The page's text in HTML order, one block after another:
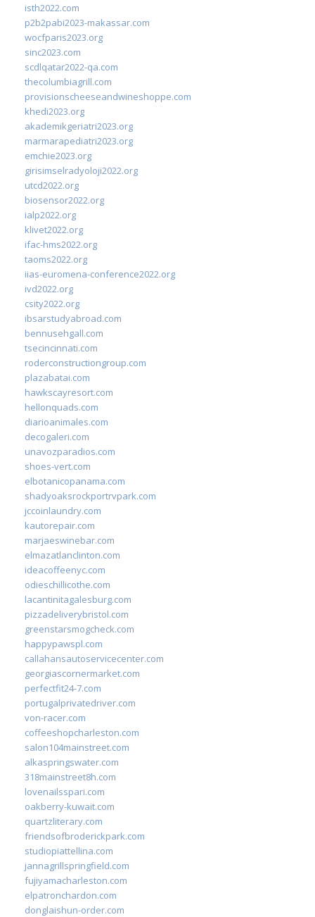
isth2022.com
p2b2pabi2023-makassar.com
wocfparis2023.org
sinc2023.com
scdlqatar2022-qa.com
thecolumbiagrill.com
provisionscheeseandwineshoppe.com
khedi2023.org
akademikgeriatri2023.org
marmarapediatri2023.org
emchie2023.org
girisimselradyoloji2022.org
utcd2022.org
biosensor2022.org
ialp2022.org
klivet2022.org
ifac-hms2022.org
taoms2022.org
iias-euromena-conference2022.org
ivd2022.org
csity2022.org
ibsarstudyabroad.com
bennusehgall.com
tsecincinnati.com
roderconstructiongroup.com
plazabatai.com
hawkscayresort.com
hellonquads.com
diarioanimales.com
decogaleri.com
unavozparadios.com
shoes-vert.com
elbotanicopanama.com
shadyoaksrockportrvpark.com
jccoinlaundry.com
kautorepair.com
marjaeswinebar.com
elmazatlanclinton.com
ideacoffeenyc.com
odieschillicothe.com
lacantinitagalesburg.com
pizzadeliverybristol.com
greenstarsmogcheck.com
happypawspl.com
callahansautoservicecenter.com
georgiascornermarket.com
perfectfit24-7.com
portugalprivatedriver.com
von-racer.com
coffeeshopcharleston.com
salon104mainstreet.com
alkaspringswater.com
318mainstreet8h.com
lovenailsspari.com
oakberry-kuwait.com
quartzliterary.com
friendsofbroderickpark.com
studiopiattellina.com
jannagrillspringfield.com
fujiyamacharleston.com
elpatronchardon.com
donglaishun-order.com